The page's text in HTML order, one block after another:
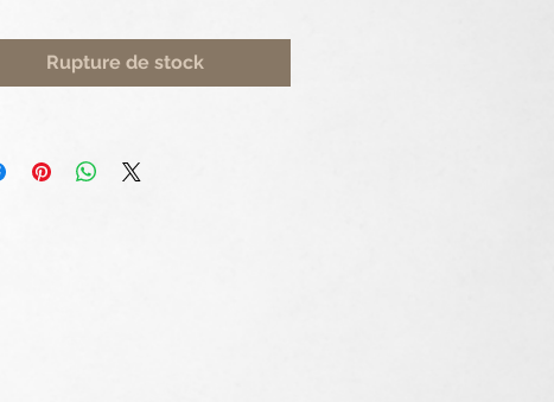
Rupture de stock